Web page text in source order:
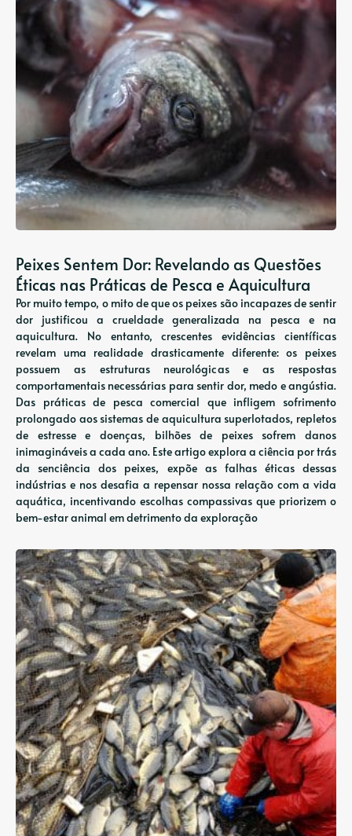
Peixes Sentem Dor: Revelando as Questões
Éticas nas Práticas de Pesca e Aquicultura
Por muito tempo, o mito de que os peixes são incapazes de sentir
dor justificou a crueldade generalizada na pesca e na
aquicultura. No entanto, crescentes evidências científicas
revelam uma realidade drasticamente diferente: os peixes
possuem as estruturas neurológicas e as respostas
comportamentais necessárias para sentir dor, medo e angústia.
Das práticas de pesca comercial que infligem sofrimento
prolongado aos sistemas de aquicultura superlotados, repletos
de estresse e doenças, bilhões de peixes sofrem danos
inimagináveis ​​a cada ano. Este artigo explora a ciência por trás
da senciência dos peixes, expõe as falhas éticas dessas
indústrias e nos desafia a repensar nossa relação com a vida
aquática, incentivando escolhas compassivas que priorizem o
bem-estar animal em detrimento da exploração